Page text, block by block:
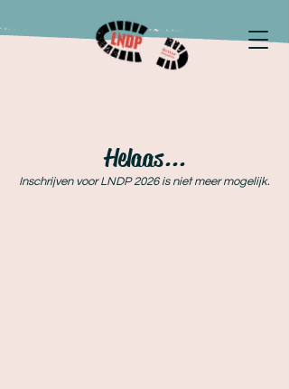
Helaas...
Inschrijven voor LNDP 2026 is niet meer mogelijk.